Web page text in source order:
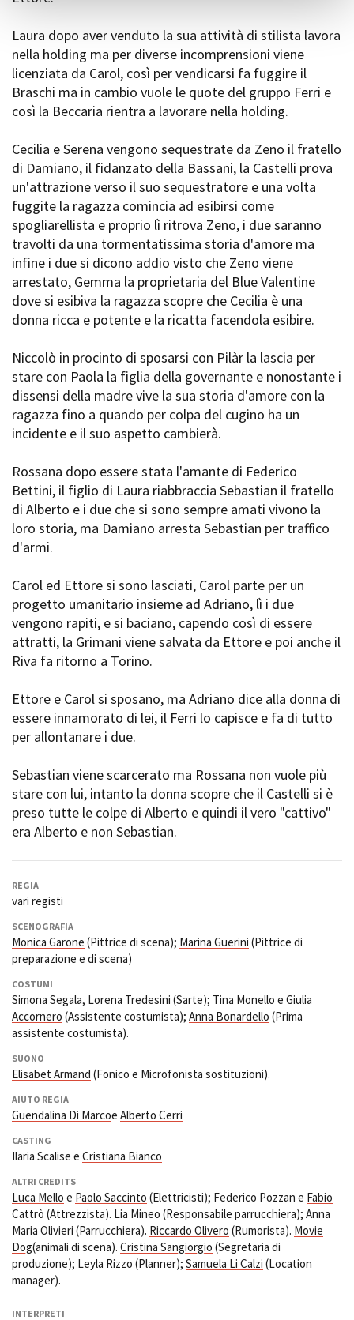
Laura dopo aver venduto la sua attività di stilista lavora
nella holding ma per diverse incomprensioni viene
licenziata da Carol, così per vendicarsi fa fuggire il
Braschi ma in cambio vuole le quote del gruppo Ferri e
così la Beccaria rientra a lavorare nella holding.
Cecilia e Serena vengono sequestrate da Zeno il fratello
di Damiano, il fidanzato della Bassani, la Castelli prova
un'attrazione verso il suo sequestratore e una volta
fuggite la ragazza comincia ad esibirsi come
spogliarellista e proprio lì ritrova Zeno, i due saranno
travolti da una tormentatissima storia d'amore ma
infine i due si dicono addio visto che Zeno viene
arrestato, Gemma la proprietaria del Blue Valentine
dove si esibiva la ragazza scopre che Cecilia è una
donna ricca e potente e la ricatta facendola esibire.
Niccolò in procinto di sposarsi con Pilàr la lascia per
stare con Paola la figlia della governante e nonostante i
dissensi della madre vive la sua storia d'amore con la
ragazza fino a quando per colpa del cugino ha un
incidente e il suo aspetto cambierà.
Rossana dopo essere stata l'amante di Federico
Bettini, il figlio di Laura riabbraccia Sebastian il fratello
di Alberto e i due che si sono sempre amati vivono la
loro storia, ma Damiano arresta Sebastian per traffico
d'armi.
Carol ed Ettore si sono lasciati, Carol parte per un
progetto umanitario insieme ad Adriano, lì i due
vengono rapiti, e si baciano, capendo così di essere
attratti, la Grimani viene salvata da Ettore e poi anche il
Riva fa ritorno a Torino.
Ettore e Carol si sposano, ma Adriano dice alla donna di
essere innamorato di lei, il Ferri lo capisce e fa di tutto
per allontanare i due.
Sebastian viene scarcerato ma Rossana non vuole più
stare con lui, intanto la donna scopre che il Castelli si è
preso tutte le colpe di Alberto e quindi il vero "cattivo"
era Alberto e non Sebastian.
REGIA
vari registi
SCENOGRAFIA
Monica Garone (Pittrice di scena); Marina Guerini (Pittrice di
preparazione e di scena)
COSTUMI
Simona Segala, Lorena Tredesini (Sarte); Tina Monello e Giulia
Accornero (Assistente costumista); Anna Bonardello (Prima
assistente costumista).
SUONO
Elisabet Armand (Fonico e Microfonista sostituzioni).
AIUTO REGIA
Guendalina Di Marcoe Alberto Cerri
CASTING
Ilaria Scalise e Cristiana Bianco
ALTRI CREDITS
Luca Mello e Paolo Saccinto (Elettricisti); Federico Pozzan e Fabio
Cattrò (Attrezzista). Lia Mineo (Responsabile parrucchiera); Anna
Maria Olivieri (Parrucchiera). Riccardo Olivero (Rumorista). Movie
Dog(animali di scena). Cristina Sangiorgio (Segretaria di
produzione); Leyla Rizzo (Planner); Samuela Li Calzi (Location
manager).
INTERPRETI